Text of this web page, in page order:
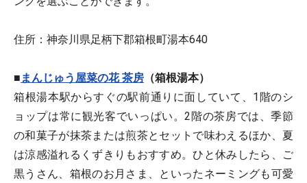
住所：神奈川県足柄下郡箱根町湯本640
■ まんじゅう屋菜の花 茶房 （箱根湯本）
箱根湯本駅からすぐの駅前通りに面していて、1階のシ
ョップは常に観光客でいっぱい。2階の茶房では、季節
の和菓子が抹茶または煎茶とセットで味わえるほか、夏
は涼感溢れるくずきりもおすすめ。ひと休みしたら、ご
黒うさん、箱根のお月さま、といったネーミングも可愛